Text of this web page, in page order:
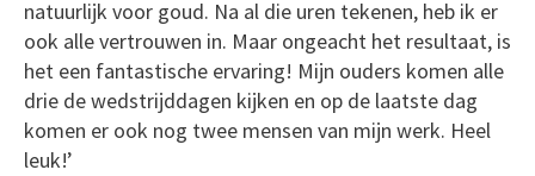
natuurlijk voor goud. Na al die uren tekenen, heb ik er
ook alle vertrouwen in. Maar ongeacht het resultaat, is
het een fantastische ervaring! Mijn ouders komen alle
drie de wedstrijddagen kijken en op de laatste dag
komen er ook nog twee mensen van mijn werk. Heel
leuk!’